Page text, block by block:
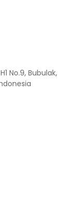
No.9, Bubulak,